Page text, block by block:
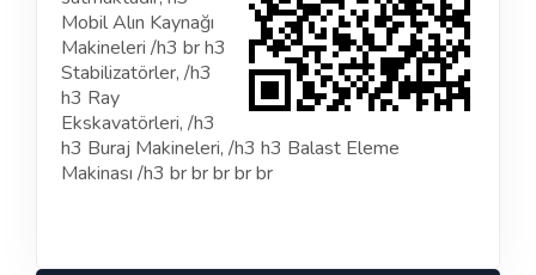
Mobil Alın Kaynağı
Makineleri /h3 br h3
Stabilizatörler, /h3
h3 Ray
Ekskavatörleri, /h3
h3 Buraj Makineleri, /h3 h3 Balast Eleme
Makinası /h3 br br br br br